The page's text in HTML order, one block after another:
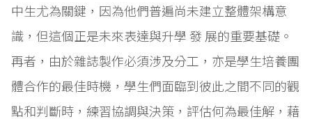
中生尤為關鍵，因為他們普遍尚未建立整體架構意
識，但這個正是未來表達與升學 發 展的重要基礎。
再者，由於雜誌製作必須涉及分工，亦是學生培養團
體合作的最佳時機，學生們面臨到彼此之間不同的觀
點和判斷時，練習協調與決策，評估何為最佳解，藉